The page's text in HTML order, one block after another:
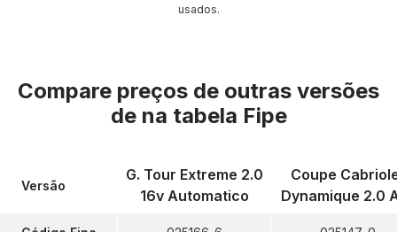
usados.
Compare preços de outras versões
de na tabela Fipe
Versão
G. Tour Extreme 2.0
16v Automatico
Coupe
Dynamique 2.0